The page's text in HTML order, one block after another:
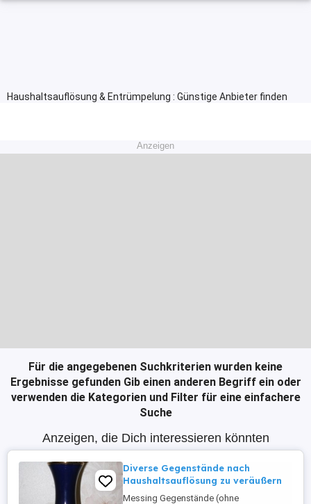
Haushaltsauflösung & Entrümpelung : Günstige Anbieter finden
Anzeigen
Für die angegebenen Suchkriterien wurden keine
Ergebnisse gefunden Gib einen anderen Begriff ein oder
verwenden die Kategorien und Filter für eine einfachere
Suche
Anzeigen, die Dich interessieren könnten
Diverse Gegenstände nach
Haushaltsauflösung zu veräußern
Messing Gegenstände (ohne